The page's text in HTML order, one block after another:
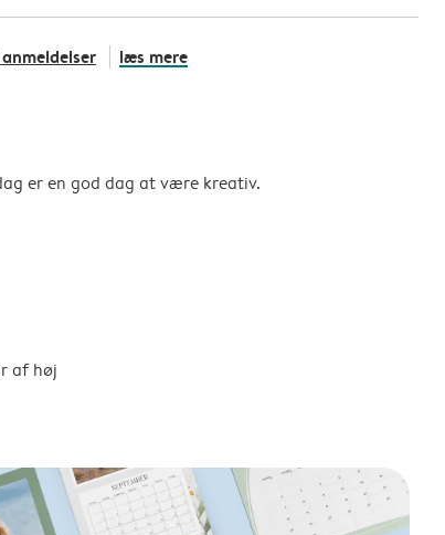
læs mere
er en god dag at være kreativ.
af høj